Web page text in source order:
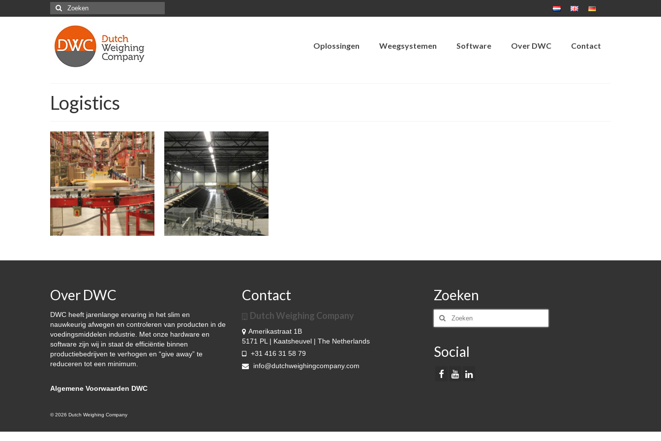
Zoeken
naar:
Oplossingen Weegsystemen Software Over DWC Contact
Logistics
Over DWC
DWC heeft jarenlange ervaring in het slim en
nauwkeurig afwegen en controleren van producten in de
voedingsmiddelen industrie. Met onze hardware en
software zijn wij in staat de efficiëntie binnen
productiebedrijven te verhogen en “give away” te
reduceren tot een minimum.
Algemene Voorwaarden DWC
Contact
Dutch Weighing Company
Amerikastraat 1B
5171 PL | Kaatsheuvel | The Netherlands
+31 416 31 58 79
info@dutchweighingcompany.com
Zoeken
Zoeken
naar:
Social
© 2026 Dutch Weighing Company